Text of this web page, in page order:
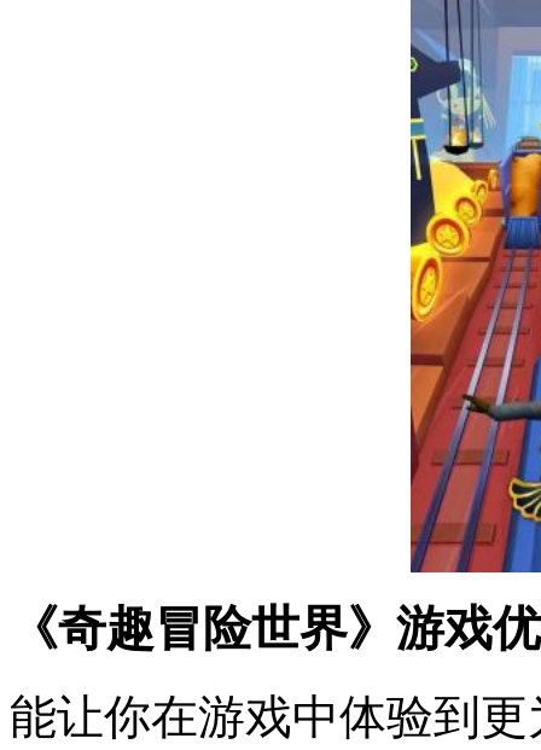
《奇趣冒险世界》游戏
能让你在游戏中体验到